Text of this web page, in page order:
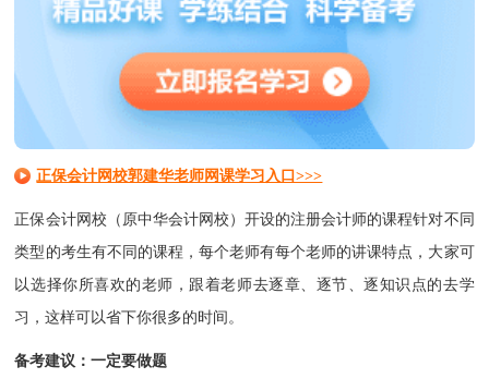
正保会计网校郭建华老师网课学习入口>>>
正保会计网校（原中华会计网校）开设的注册会计师的课程针对不同
类型的考生有不同的课程，每个老师有每个老师的讲课特点，大家可
以选择你所喜欢的老师，跟着老师去逐章、逐节、逐知识点的去学
习，这样可以省下你很多的时间。
备考建议：一定要做题